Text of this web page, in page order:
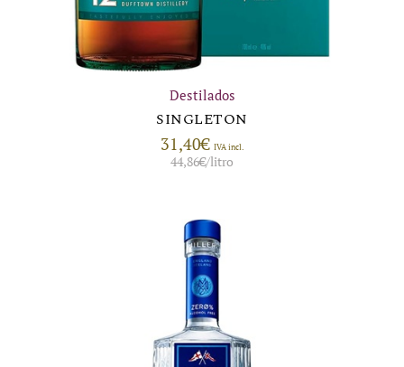
Destilados
SINGLETON
31,40€ IVA incl.
44,86€/litro